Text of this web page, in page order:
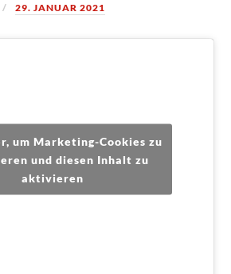
29. JANUAR 2021
um Marketing-Cookies zu
und diesen Inhalt zu
aktivieren